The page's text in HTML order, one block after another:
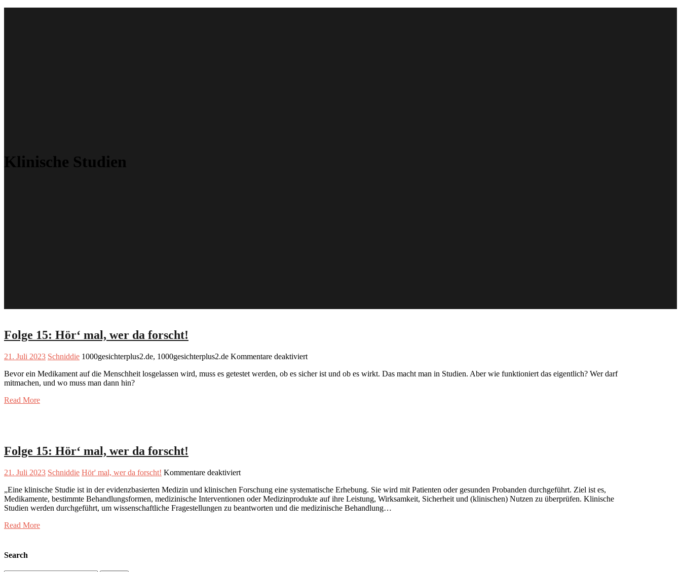
Klinische Studien
Folge 15: Hör‘ mal, wer da forscht!
21. Juli 2023 Schniddie 1000gesichterplus2.de, 1000gesichterplus2.de Kommentare deaktiviertfür
15:
Bevor ein Medikament auf die Menschheit losgelassen wird, muss es getestet werden, ob es sicher ist und ob es wirkt. Das macht man in Studien. Aber wie funktioniert das eigentlich? Wer darf
mitmachen, und wo muss man dann hin?
Read More
Folge 15: Hör‘ mal, wer da forscht!
21. Juli 2023 Schniddie Hör' mal, wer da forscht! Kommentare deaktiviertfür
15:
Hör‘
mal,
„Eine klinische Studie ist in der evidenzbasierten Medizin und klinischen Forschung eine systematische Erhebung. Sie wird mit Patienten oder gesunden Probanden durchgeführt. Ziel ist es,
Medikamente, bestimmte Behandlungsformen, medizinische Interventionen oder Medizinprodukte auf ihre Leistung, Wirksamkeit, Sicherheit und (klinischen) Nutzen zu überprüfen. Klinische
Studien werden durchgeführt, um wissenschaftliche Fragestellungen zu beantworten und die medizinische Behandlung…
Read More
Search